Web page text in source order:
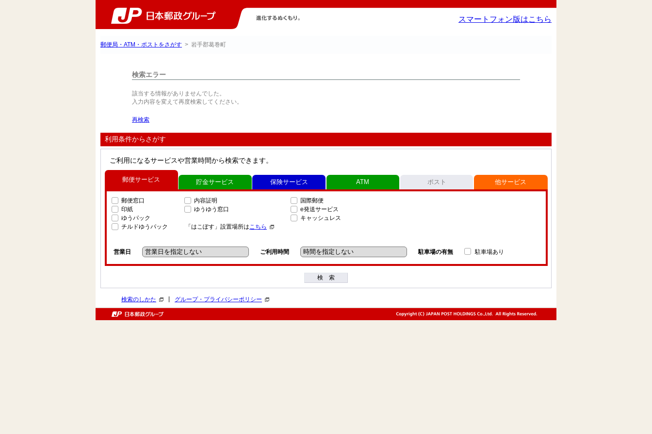
スマートフォン版はこちら
郵便局・ATM・ポストをさがす > 岩手郡葛巻町
検索エラー
該当する情報がありませんでした。
入力内容を変えて再度検索してください。
再検索
利用条件からさがす
ご利用になるサービスや営業時間から検索できます。
郵便サービス
郵便窓口
印紙
ゆうパック
チルドゆうパック
内容証明
ゆうゆう窓口
「はこぽす」設置場所はこちら
国際郵便
e発送サービス
キャッシュレス
営業日 ご利用時間 駐車場の有無 駐車場あり
貯金サービス 保険サービス ATM ポスト 他サービス
検 索
検索のしかた グループ・プライバシーポリシー